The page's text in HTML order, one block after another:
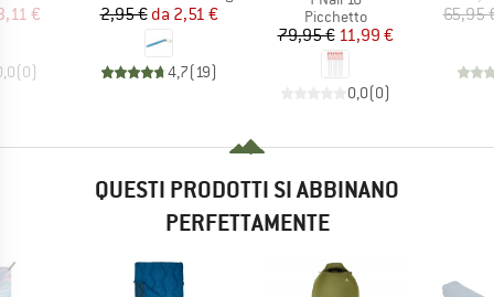
ridotto
€
(0)
Prezzo
2,95 € Prezzo ridotto
da 2,51 €
4,7( 19)
Gruppo di prodotti
Picchetto
Prezzo
79,95 €Prezzo ridotto
11,99 €
0,0(0)
65,95
QUESTI PRODOTTI SI ABBINANO
PERFETTAMENTE